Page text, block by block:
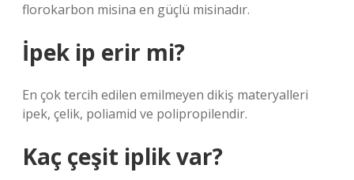
florokarbon misina en güçlü misinadır.
İpek ip erir mi?
En çok tercih edilen emilmeyen dikiş materyalleri
ipek, çelik, poliamid ve polipropilendir.
Kaç çeşit iplik var?